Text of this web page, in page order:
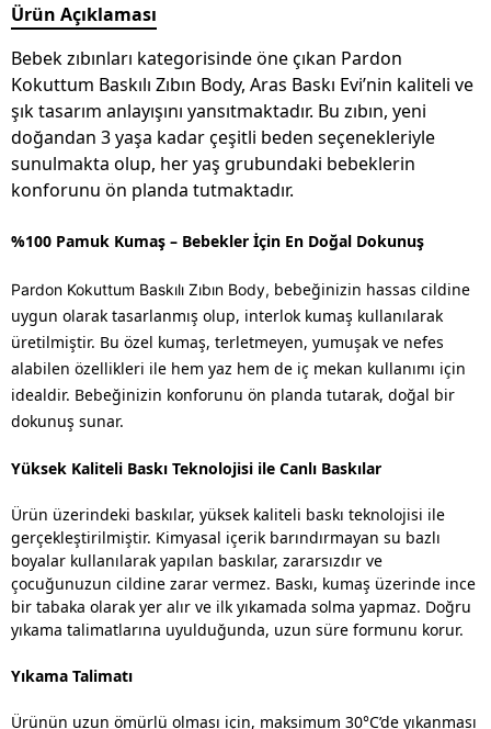
Ürün Açıklaması
Bebek zıbınları kategorisinde öne çıkan Pardon
Kokuttum Baskılı Zıbın Body, Aras Baskı Evi’nin kaliteli ve
şık tasarım anlayışını yansıtmaktadır. Bu zıbın, yeni
doğandan 3 yaşa kadar çeşitli beden seçenekleriyle
sunulmakta olup, her yaş grubundaki bebeklerin
konforunu ön planda tutmaktadır.
%100 Pamuk Kumaş – Bebekler İçin En Doğal Dokunuş
Pardon Kokuttum Baskılı Zıbın Body, bebeğinizin hassas cildine
uygun olarak tasarlanmış olup, interlok kumaş kullanılarak
üretilmiştir. Bu özel kumaş, terletmeyen, yumuşak ve nefes
alabilen özellikleri ile hem yaz hem de iç mekan kullanımı için
idealdir. Bebeğinizin konforunu ön planda tutarak, doğal bir
dokunuş sunar.
Yüksek Kaliteli Baskı Teknolojisi ile Canlı Baskılar
Ürün üzerindeki baskılar, yüksek kaliteli baskı teknolojisi ile
gerçekleştirilmiştir. Kimyasal içerik barındırmayan su bazlı
boyalar kullanılarak yapılan baskılar, zararsızdır ve
çocuğunuzun cildine zarar vermez. Baskı, kumaş üzerinde ince
bir tabaka olarak yer alır ve ilk yıkamada solma yapmaz. Doğru
yıkama talimatlarına uyulduğunda, uzun süre formunu korur.
Yıkama Talimatı
Ürünün uzun ömürlü olması için, maksimum 30°C’de yıkanması